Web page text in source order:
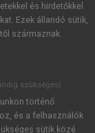
a szotar.netés a
és hirdetőkkel
Ezek állandó sütik,
származnak.
szükséges)
történő
és a felhasználók
sütik közé